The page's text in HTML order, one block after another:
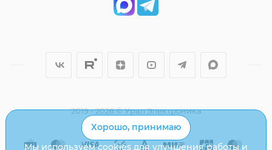
2019 - 2026 © Урал Электроника
Мы используем cookies для улучшения работы и
Хорошо, принимаю